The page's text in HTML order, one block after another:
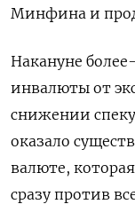
Минфина и
Накануне
инвалюты от
снижении
оказало
валюте,
сразу против